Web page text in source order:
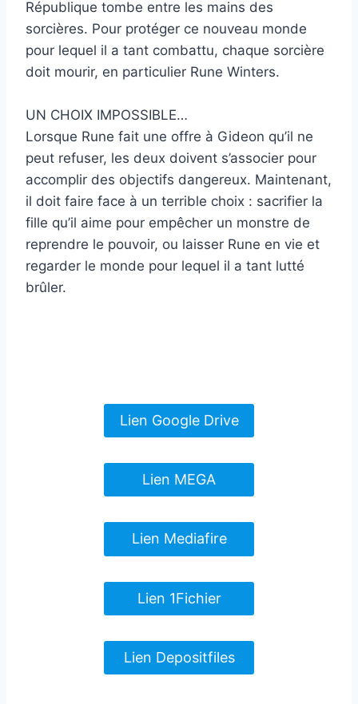
République tombe entre les mains des
sorcières. Pour protéger ce nouveau monde
pour lequel il a tant combattu, chaque sorcière
doit mourir, en particulier Rune Winters.
UN CHOIX IMPOSSIBLE…
Lorsque Rune fait une offre à Gideon qu’il ne
peut refuser, les deux doivent s’associer pour
accomplir des objectifs dangereux. Maintenant,
il doit faire face à un terrible choix : sacrifier la
fille qu’il aime pour empêcher un monstre de
reprendre le pouvoir, ou laisser Rune en vie et
regarder le monde pour lequel il a tant lutté
brûler.
Lien Google Drive
Lien MEGA
Lien Mediafire
Lien 1Fichier
Lien Depositfiles